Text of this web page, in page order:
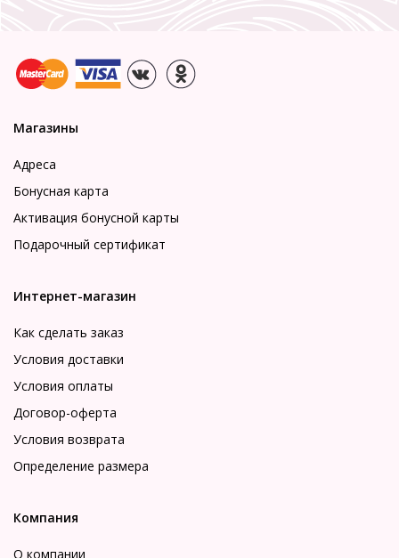
Магазины
Адреса
Бонусная карта
Активация бонусной карты
Подарочный сертификат
Интернет-магазин
Как сделать заказ
Условия доставки
Условия оплаты
Договор-оферта
Условия возврата
Определение размера
Компания
О компании